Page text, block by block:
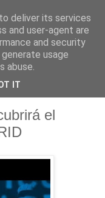
® ©
noticias... de EDM
el
deliver its services
and user-agent are
and security
usage
abuse.
IT